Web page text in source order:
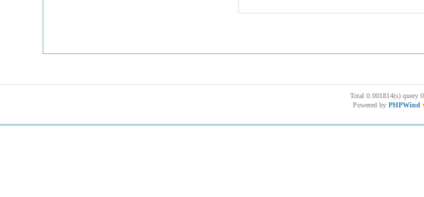
Total 0.001814(s) query
Powered by PHPWind